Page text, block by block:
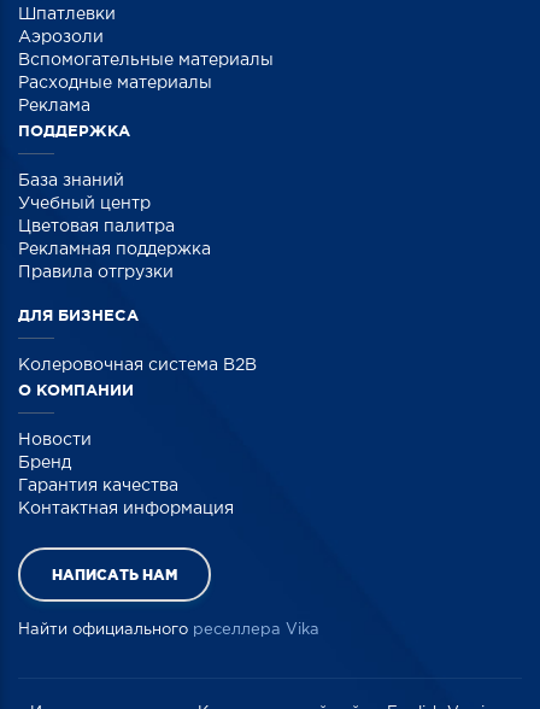
Шпатлевки
Аэрозоли
Вспомогательные материалы
Расходные материалы
Реклама
ПОДДЕРЖКА
База знаний
Учебный центр
Цветовая палитра
Рекламная поддержка
Правила отгрузки
ДЛЯ БИЗНЕСА
Колеровочная система B2B
О КОМПАНИИ
Новости
Бренд
Гарантия качества
Контактная информация
НАПИСАТЬ НАМ
Найти официального реселлера Vika